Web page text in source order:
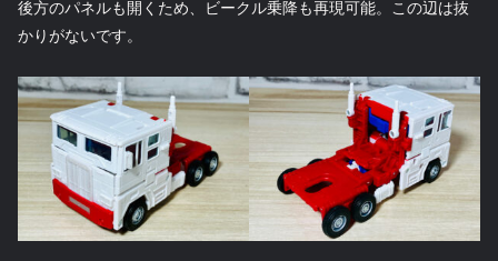
後方のパネルも開くため、ビークル乗降も再現可能。この辺は抜
かりがないです。